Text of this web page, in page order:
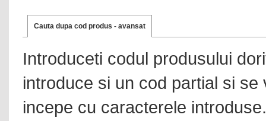
Cauta dupa cod produs - avansat
Introduceti codul produsului
introduce si un cod partial si
incepe cu caracterele introduse.